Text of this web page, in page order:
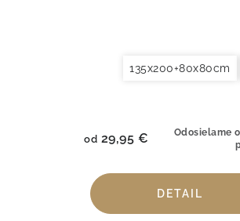
135x200+80x80cm
Odosielame
od 29,95 €
DETAIL